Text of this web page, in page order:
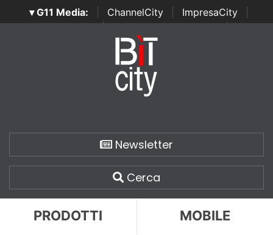
▾ G11 Media: ChannelCity ImpresaCity
SecurityOpenLab | Italian Channel Awards | Italian
Italian Security Awards
Newsletter
Cerca
PRODOTTI MOBILE